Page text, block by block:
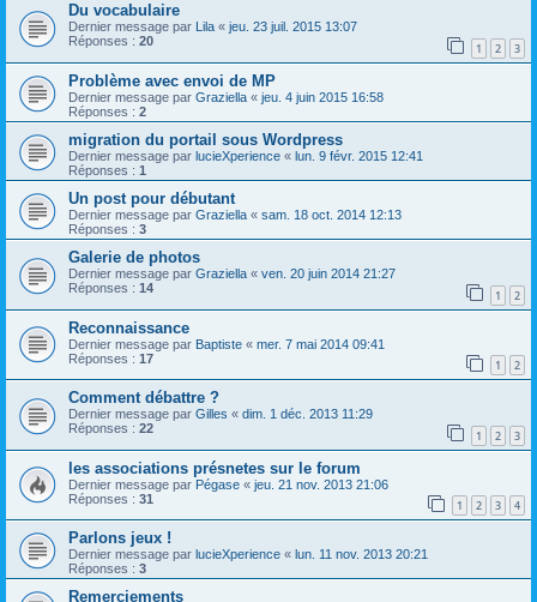
Du vocabulaire
Dernier message par Lila « jeu. 23 juil. 2015 13:07
Réponses : 20 1 2 3
Problème avec envoi de MP
Dernier message par Graziella « jeu. 4 juin 2015 16:58
Réponses : 2
migration du portail sous Wordpress
Dernier message par lucieXperience « lun. 9 févr. 2015 12:41
Réponses : 1
Un post pour débutant
Dernier message par Graziella « sam. 18 oct. 2014 12:13
Réponses : 3
Galerie de photos
Dernier message par Graziella « ven. 20 juin 2014 21:27
Réponses : 14 1 2
Reconnaissance
Dernier message par Baptiste « mer. 7 mai 2014 09:41
Réponses : 17 1 2
Comment débattre ?
Dernier message par Gilles « dim. 1 déc. 2013 11:29
Réponses : 22 1 2 3
les associations présnetes sur le forum
Dernier message par Pégase « jeu. 21 nov. 2013 21:06
Réponses : 31 1 2 3 4
Parlons jeux !
Dernier message par lucieXperience « lun. 11 nov. 2013 20:21
Réponses : 3
Remerciements